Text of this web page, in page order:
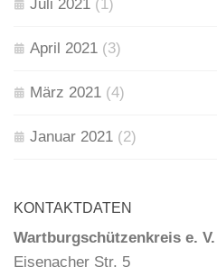
Juli 2021 (1)
April 2021 (3)
März 2021 (4)
Januar 2021 (2)
KONTAKTDATEN
Wartburgschützenkreis e. V.
Eisenacher Str. 5